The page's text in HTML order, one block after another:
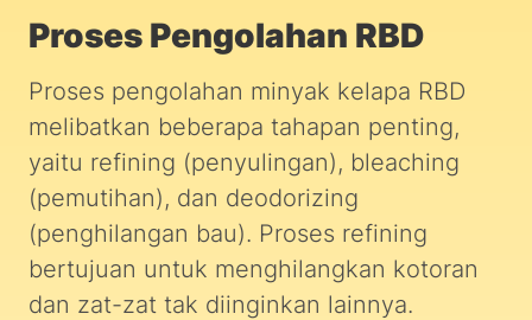
Proses Pengolahan RBD
Proses pengolahan minyak kelapa RBD
melibatkan beberapa tahapan penting,
yaitu refining (penyulingan), bleaching
(pemutihan), dan deodorizing
(penghilangan bau). Proses refining
bertujuan untuk menghilangkan kotoran
dan zat-zat tak diinginkan lainnya.